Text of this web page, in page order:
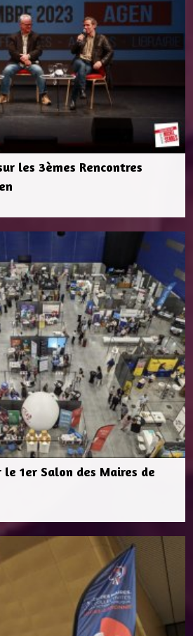
les 3èmes Rencontres
1er Salon des Maires de